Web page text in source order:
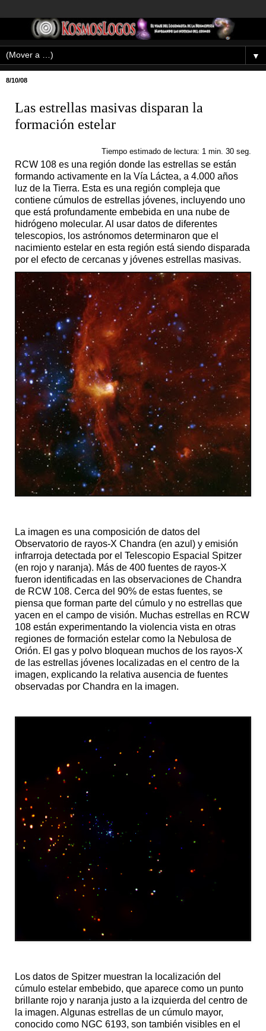
▼
8/10/08
Las estrellas masivas disparan la
formación estelar
Tiempo estimado de lectura: 1 min. 30 seg.
RCW 108 es una región donde las estrellas se están
formando activamente en la Vía Láctea, a 4.000 años
luz de la Tierra. Esta es una región compleja que
contiene cúmulos de estrellas jóvenes, incluyendo uno
que está profundamente embebida en una nube de
hidrógeno molecular. Al usar datos de diferentes
telescopios, los astrónomos determinaron que el
nacimiento estelar en esta región está siendo disparada
por el efecto de cercanas y jóvenes estrellas masivas.
La imagen es una composición de datos del
Observatorio de rayos-X Chandra (en azul) y emisión
infrarroja detectada por el Telescopio Espacial Spitzer
(en rojo y naranja). Más de 400 fuentes de rayos-X
fueron identificadas en las observaciones de Chandra
de RCW 108. Cerca del 90% de estas fuentes, se
piensa que forman parte del cúmulo y no estrellas que
yacen en el campo de visión. Muchas estrellas en RCW
108 están experimentando la violencia vista en otras
regiones de formación estelar como la Nebulosa de
Orión. El gas y polvo bloquean muchos de los rayos-X
de las estrellas jóvenes localizadas en el centro de la
imagen, explicando la relativa ausencia de fuentes
observadas por Chandra en la imagen.
Los datos de Spitzer muestran la localización del
cúmulo estelar embebido, que aparece como un punto
brillante rojo y naranja justo a la izquierda del centro de
la imagen. Algunas estrellas de un cúmulo mayor,
conocido como NGC 6193, son también visibles en el